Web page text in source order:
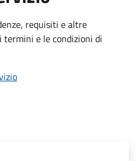
requisiti e altre
e le condizioni di